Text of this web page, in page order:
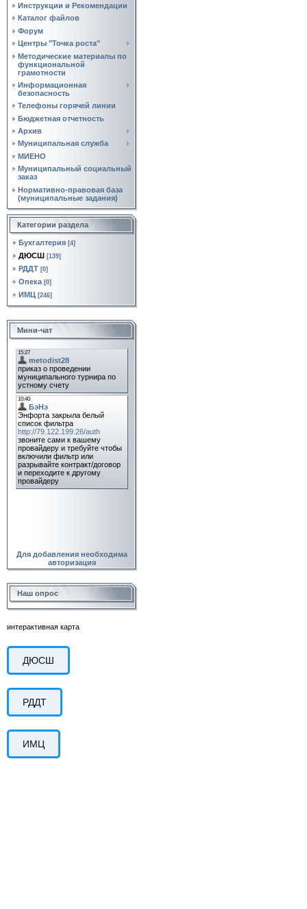
Инструкции и Рекомендации
Каталог файлов
Форум
Центры "Точка роста"
Методические материалы по
функциональной
грамотности
Информационная
безопасность
Телефоны горячей линии
Бюджетная отчетность
Архив
Муниципальная служба
МИЕНО
Муниципальный социальный
заказ
Нормативно‑правовая база
(муниципальные задания)
Категории раздела
Бухгалтерия [4]
ДЮСШ [139]
РДДТ [0]
Опека [0]
ИМЦ [246]
Мини-чат
Для добавления необходима
авторизация
Наш опрос
интерактивная карта
ДЮСШ
РДДТ
ИМЦ